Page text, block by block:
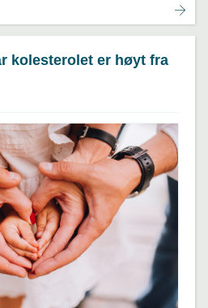
kolesterolet er høyt fra